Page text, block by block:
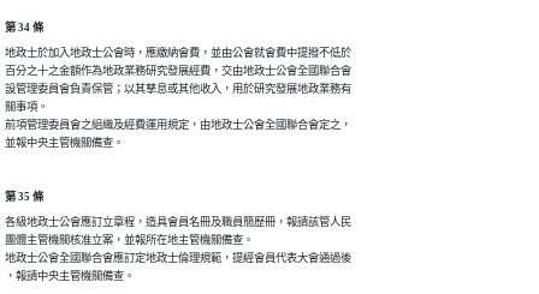
第 34 條
地政士於加入地政士公會時，應繳納會費，並由公會就會費中提撥不低於
百分之十之金額作為地政業務研究發展經費，交由地政士公會全國聯合會
設管理委員會負責保管；以其孳息或其他收入，用於研究發展地政業務有
關事項。
前項管理委員會之組織及經費運用規定，由地政士公會全國聯合會定之，
並報中央主管機關備查。
第 35 條
各級地政士公會應訂立章程，造具會員名冊及職員簡歷冊，報請該管人民
團體主管機關核准立案，並報所在地主管機關備查。
地政士公會全國聯合會應訂定地政士倫理規範，提經會員代表大會通過後
，報請中央主管機關備查。